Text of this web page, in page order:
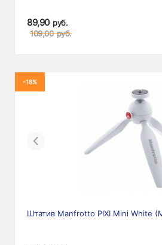
89,90 руб.
109,00 руб.
-18%
Previous
Штатив Manfrotto PIXI Mini White